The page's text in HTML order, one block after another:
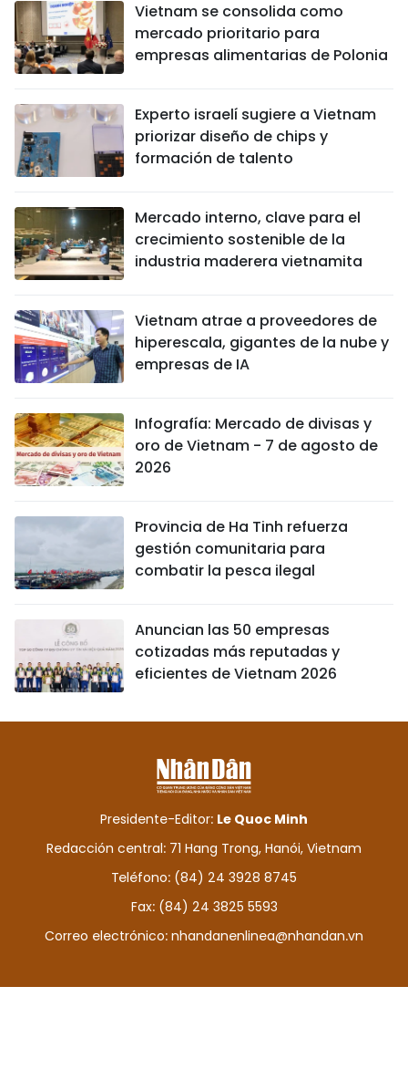
Vietnam se consolida como
mercado prioritario para
empresas alimentarias de Polonia
Experto israelí sugiere a Vietnam
priorizar diseño de chips y
formación de talento
Mercado interno, clave para el
crecimiento sostenible de la
industria maderera vietnamita
Vietnam atrae a proveedores de
hiperescala, gigantes de la nube y
empresas de IA
Infografía: Mercado de divisas y
oro de Vietnam - 7 de agosto de
2026
Provincia de Ha Tinh refuerza
gestión comunitaria para
combatir la pesca ilegal
Anuncian las 50 empresas
cotizadas más reputadas y
eficientes de Vietnam 2026
Presidente-Editor: Le Quoc Minh
Redacción central: 71 Hang Trong, Hanói, Vietnam
Teléfono: (84) 24 3928 8745
Fax: (84) 24 3825 5593
Correo electrónico: nhandanenlinea@nhandan.vn